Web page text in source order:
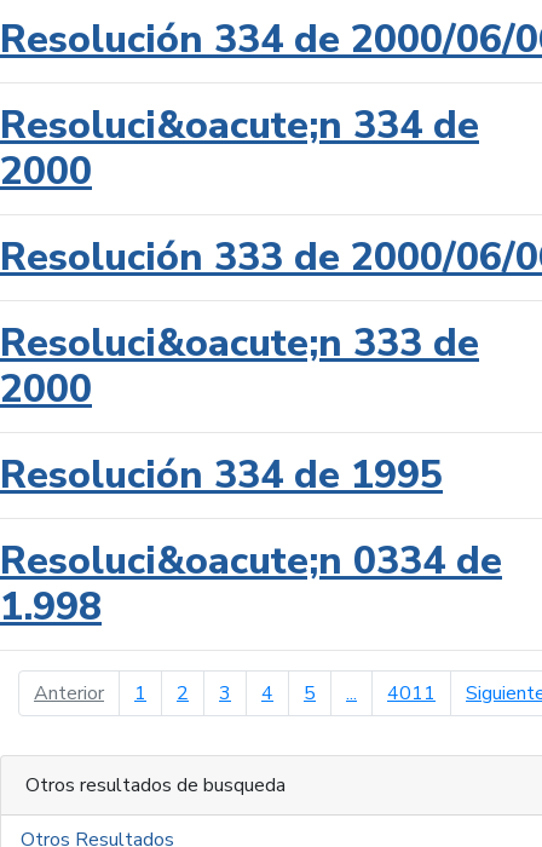
Resolución 334 de 2000/06/
Resoluci&oacute;n 334 de
2000
Resolución 333 de 2000/06/
Resoluci&oacute;n 333 de
2000
Resolución 334 de 1995
Resoluci&oacute;n 0334 de
1.998
Anteriorpágina anterior
1 2 3 4 5 ... 4011
Otros resultados de busqueda
Otros Resultados